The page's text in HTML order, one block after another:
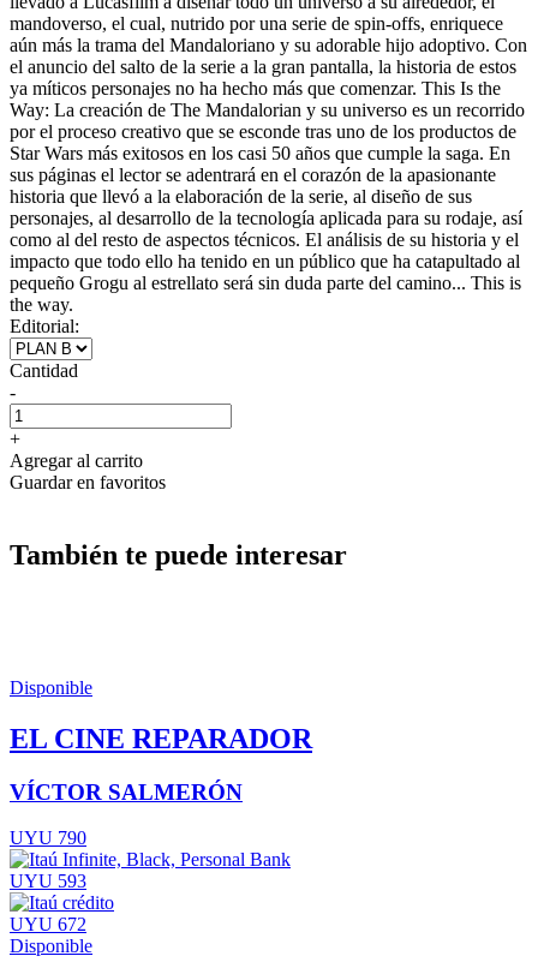
mandoverso, el cual, nutrido por una serie de spin-offs, enriquece
aún más la trama del Mandaloriano y su adorable hijo adoptivo. Con
el anuncio del salto de la serie a la gran pantalla, la historia de estos
ya míticos personajes no ha hecho más que comenzar. This Is the
Way: La creación de The Mandalorian y su universo es un recorrido
por el proceso creativo que se esconde tras uno de los productos de
Star Wars más exitosos en los casi 50 años que cumple la saga. En
sus páginas el lector se adentrará en el corazón de la apasionante
historia que llevó a la elaboración de la serie, al diseño de sus
personajes, al desarrollo de la tecnología aplicada para su rodaje, así
como al del resto de aspectos técnicos. El análisis de su historia y el
impacto que todo ello ha tenido en un público que ha catapultado al
pequeño Grogu al estrellato será sin duda parte del camino... This is
the way.
Editorial:
Cantidad
-
+
Agregar al carrito
Guardar en favoritos
También te puede interesar
Disponible
EL CINE REPARADOR
VÍCTOR SALMERÓN
UYU 790
UYU 593
UYU 672
Disponible